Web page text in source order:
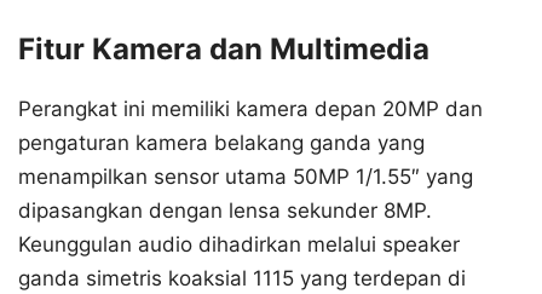
Fitur Kamera dan Multimedia
Perangkat ini memiliki kamera depan 20MP dan
pengaturan kamera belakang ganda yang
menampilkan sensor utama 50MP 1/1.55″ yang
dipasangkan dengan lensa sekunder 8MP.
Keunggulan audio dihadirkan melalui speaker
ganda simetris koaksial 1115 yang terdepan di